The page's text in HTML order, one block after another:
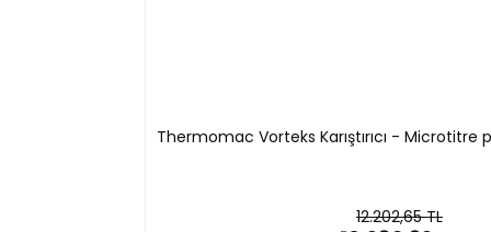
Thermomac Vorteks Karıştırıcı - Microtitre
12.202,65 TL